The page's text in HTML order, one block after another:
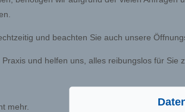
und beachten Sie auch unsere
und helfen uns, alles reibungslos für Sie
mehr.